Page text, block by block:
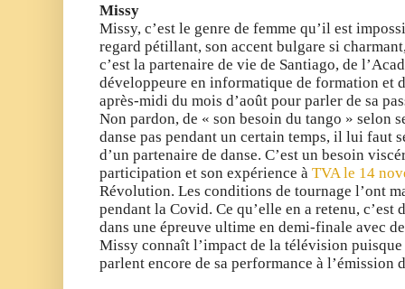
Missy
Missy, c’est le genre de femme qu’il est
regard pétillant, son accent bulgare si
c’est la partenaire de vie de Santiago, de
développeure en informatique de formation et
après-midi du mois d’août pour parler de sa
Non pardon, de « son besoin du tango » selon
danse pas pendant un certain temps, il lui faut
d’un partenaire de danse. C’est un besoin
participation et son expérience à TVA le 14
Révolution. Les conditions de tournage l’ont
pendant la Covid. Ce qu’elle en a retenu,
dans une épreuve ultime en demi-finale avec
Missy connaît l’impact de la télévision
parlent encore de sa performance à l’émission